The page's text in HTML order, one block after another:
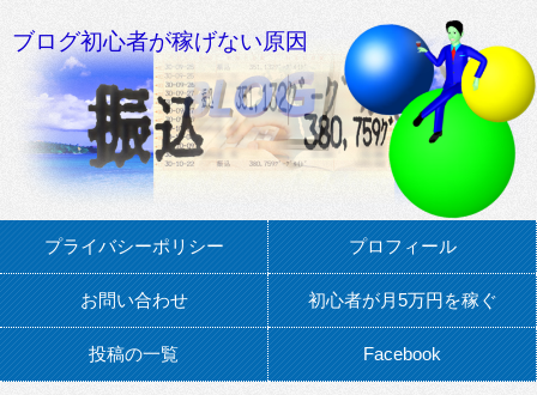
ブログ初心者が稼げない原因
プライバシーポリシー プロフィール
お問い合わせ 初心者が月5万円を稼ぐ
投稿の一覧 Facebook